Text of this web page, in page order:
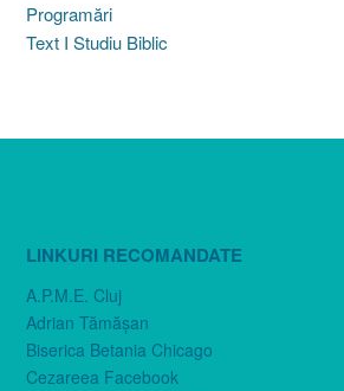
Programări
Text I Studiu Biblic
LINKURI RECOMANDATE
A.P.M.E. Cluj
Adrian Tămăşan
Biserica Betania Chicago
Cezareea Facebook